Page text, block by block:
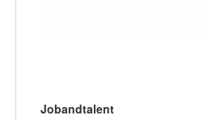
Jobandtalent